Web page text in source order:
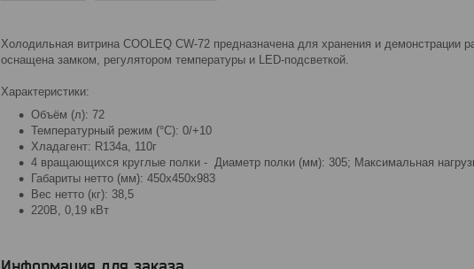
Холодильная витрина COOLEQ CW-72 предназначена для хранения и
оснащена замком, регулятором температуры и LED-подсветкой.
Характеристики:
Объём (л): 72
Температурный режим (°С): 0/+10
Хладагент: R134a, 110г
4 вращающихся круглые полки - Диаметр полки (мм): 305; Максимальная
Габариты нетто (мм): 450х450х983
Вес нетто (кг): 38,5
220В, 0,19 кВт